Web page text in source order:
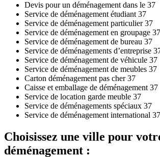
Devis pour un déménagement dans le 37
Service de déménagement étudiant 37
Service de déménagement particulier 37
Service de déménagement en groupage 37
Service de déménagement de bureau 37
Service de déménagements d’entreprise
Service de déménagement de véhicule 37
Service de déménagement de meubles 37
Carton déménagement pas cher 37
Caisse et emballage de déménagement 37
Service de location garde meuble 37
Service de déménagements spéciaux 37
Service de déménagement international 37
Choisissez une ville pour
déménagement :